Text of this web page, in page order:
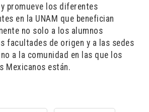
promueve los diferentes
en la UNAM que benefician
no solo a los alumnos
facultades de origen y a las sedes
a la comunidad en las que los
Mexicanos están.